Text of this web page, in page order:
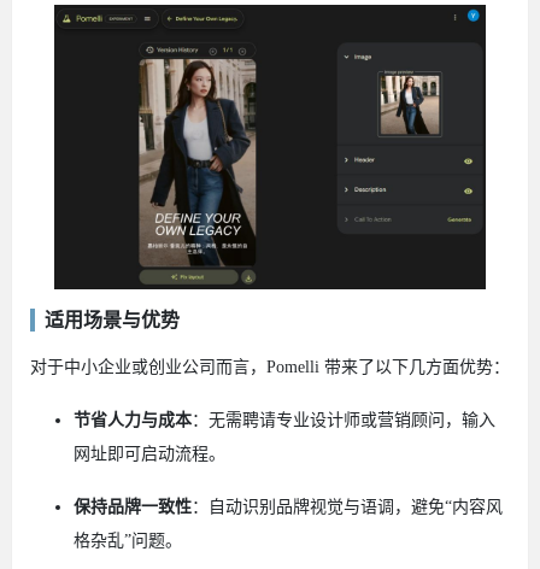
适用场景与优势
对于中小企业或创业公司而言，Pomelli 带来了以下几方面优势：
节省人力与成本：无需聘请专业设计师或营销顾问，输入
网址即可启动流程。
保持品牌一致性：自动识别品牌视觉与语调，避免“内容风
格杂乱”问题。